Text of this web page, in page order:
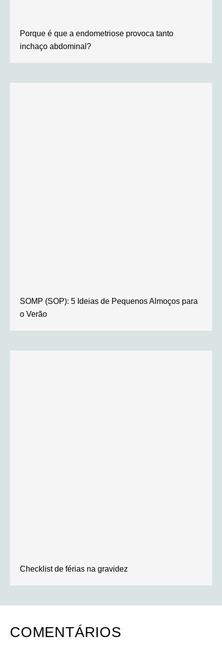
Porque é que a endometriose provoca tanto
inchaço abdominal?
SOMP (SOP): 5 Ideias de Pequenos Almoços para
o Verão
Checklist de férias na gravidez
COMENTÁRIOS